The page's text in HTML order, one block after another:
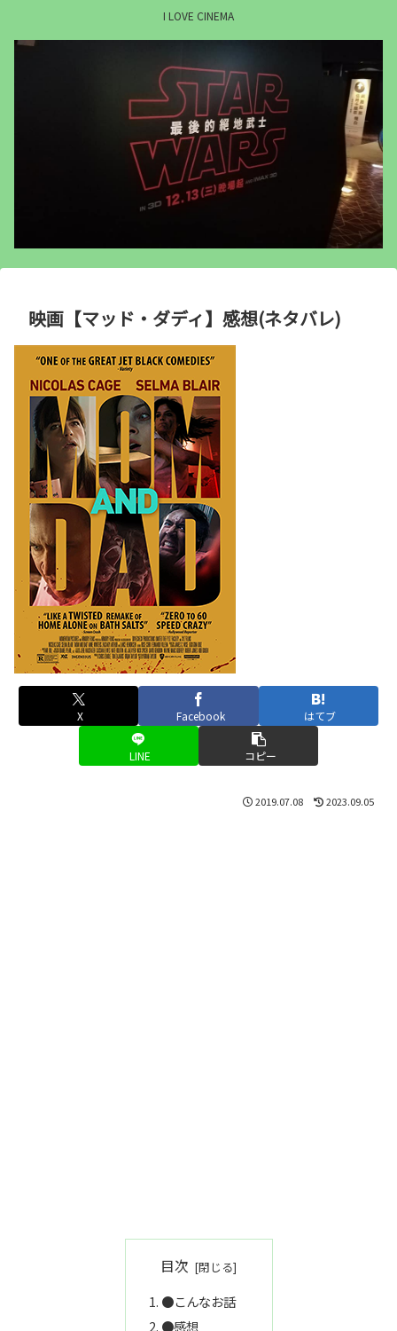
I LOVE CINEMA
映画【マッド・ダディ】感想(ネタバレ)
X Facebook はてブ
LINE コピー
2019.07.08 2023.09.05
目次
●こんなお話
●感想